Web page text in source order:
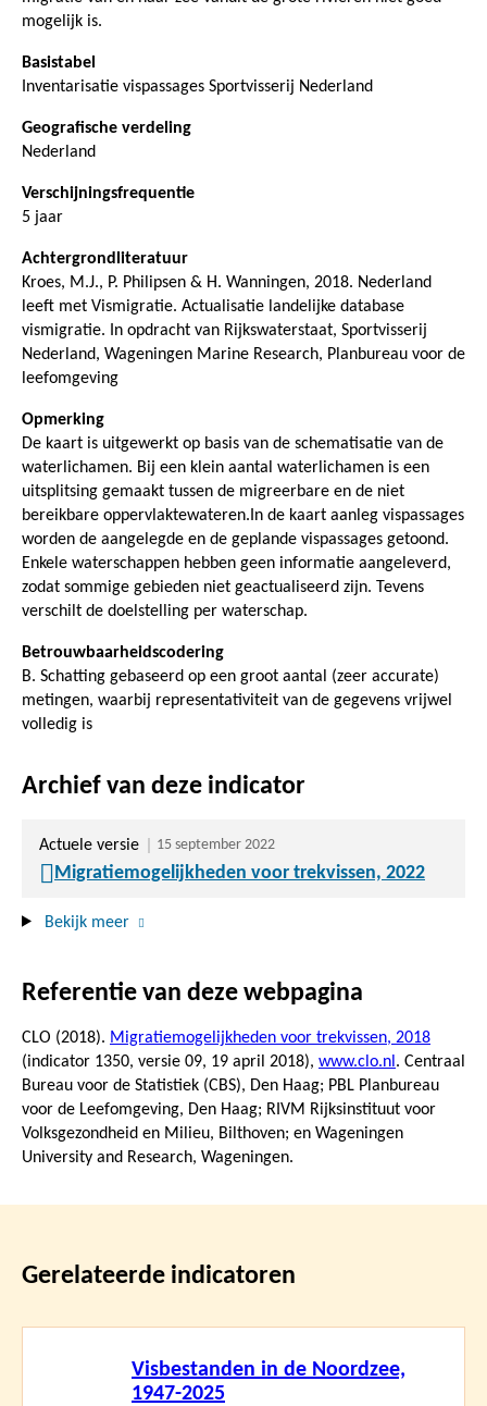
mogelijk is.
Basistabel
Inventarisatie vispassages Sportvisserij Nederland
Geografische verdeling
Nederland
Verschijningsfrequentie
5 jaar
Achtergrondliteratuur
Kroes, M.J., P. Philipsen & H. Wanningen, 2018. Nederland
leeft met Vismigratie. Actualisatie landelijke database
vismigratie. In opdracht van Rijkswaterstaat, Sportvisserij
Nederland, Wageningen Marine Research, Planbureau voor de
leefomgeving
Opmerking
De kaart is uitgewerkt op basis van de schematisatie van de
waterlichamen. Bij een klein aantal waterlichamen is een
uitsplitsing gemaakt tussen de migreerbare en de niet
bereikbare oppervlaktewateren.In de kaart aanleg vispassages
worden de aangelegde en de geplande vispassages getoond.
Enkele waterschappen hebben geen informatie aangeleverd,
zodat sommige gebieden niet geactualiseerd zijn. Tevens
verschilt de doelstelling per waterschap.
Betrouwbaarheidscodering
B. Schatting gebaseerd op een groot aantal (zeer accurate)
metingen, waarbij representativiteit van de gegevens vrijwel
volledig is
Archief van deze indicator
Actuele versie 15 september 2022
Migratiemogelijkheden voor trekvissen, 2022
Bekijk meer
Referentie van deze webpagina
CLO (2018). Migratiemogelijkheden voor trekvissen, 2018
(indicator 1350, versie 09, 19 april 2018), www.clo.nl . Centraal
Bureau voor de Statistiek (CBS), Den Haag; PBL Planbureau
voor de Leefomgeving, Den Haag; RIVM Rijksinstituut voor
Volksgezondheid en Milieu, Bilthoven; en Wageningen
University and Research, Wageningen.
Gerelateerde indicatoren
Visbestanden in de Noordzee,
1947-2025